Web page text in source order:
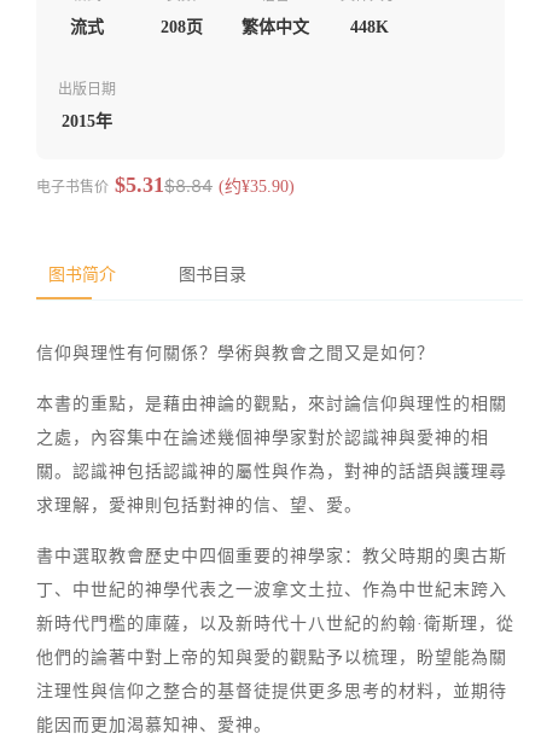
流式 208页 繁体中文 448K
出版日期
2015年
电子书售价 $5.31$8.84 (约¥35.90)
图书简介 图书目录
信仰與理性有何關係？學術與教會之間又是如何？
本書的重點，是藉由神論的觀點，來討論信仰與理性的相關
之處，內容集中在論述幾個神學家對於認識神與愛神的相
關。認識神包括認識神的屬性與作為，對神的話語與護理尋
求理解，愛神則包括對神的信、望、愛。
書中選取教會歷史中四個重要的神學家：教父時期的奧古斯
丁、中世紀的神學代表之一波拿文土拉、作為中世紀末跨入
新時代門檻的庫薩，以及新時代十八世紀的約翰·衛斯理，從
他們的論著中對上帝的知與愛的觀點予以梳理，盼望能為關
注理性與信仰之整合的基督徒提供更多思考的材料，並期待
能因而更加渴慕知神、愛神。